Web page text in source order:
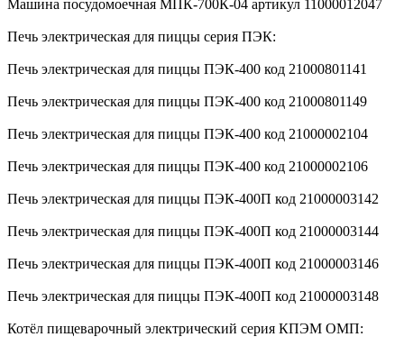
Машина посудомоечная МПК-700К-04 артикул 11000012047
Печь электрическая для пиццы серия ПЭК:
Печь электрическая для пиццы ПЭК-400 код 21000801141
Печь электрическая для пиццы ПЭК-400 код 21000801149
Печь электрическая для пиццы ПЭК-400 код 21000002104
Печь электрическая для пиццы ПЭК-400 код 21000002106
Печь электрическая для пиццы ПЭК-400П код 21000003142
Печь электрическая для пиццы ПЭК-400П код 21000003144
Печь электрическая для пиццы ПЭК-400П код 21000003146
Печь электрическая для пиццы ПЭК-400П код 21000003148
Котёл пищеварочный электрический серия КПЭМ ОМП: